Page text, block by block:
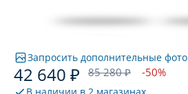
Запросить дополнительные фото
42 640 ₽ 85 280 ₽ -50%